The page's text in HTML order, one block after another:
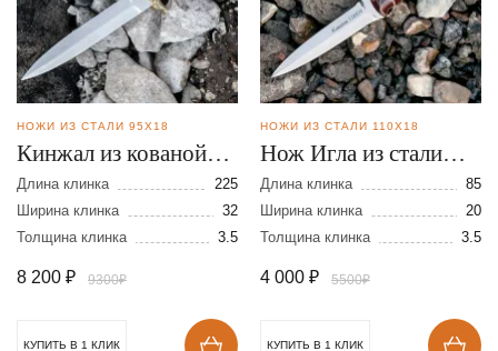
НОЖИ ИЗ СТАЛИ 95Х18
Кинжал из кованой
стали 95Х18
Длина клинка
225
Ширина клинка
32
Толщина клинка
3.5
8 200 ₽ 9300₽
КУПИТЬ В 1 КЛИК
НОЖИ ИЗ СТАЛИ 110Х18
Нож Игла из стали
110Х18
Длина клинка
85
Ширина клинка
20
Толщина клинка
3.5
4 000 ₽ 5500₽
КУПИТЬ В 1 КЛИК